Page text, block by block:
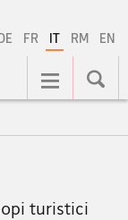
FR IT RM EN
turistici